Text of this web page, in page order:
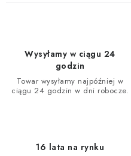
Wysyłamy w ciągu 24
godzin
Towar wysyłamy najpóźniej w
ciągu 24 godzin w dni robocze.
16 lata na rynku